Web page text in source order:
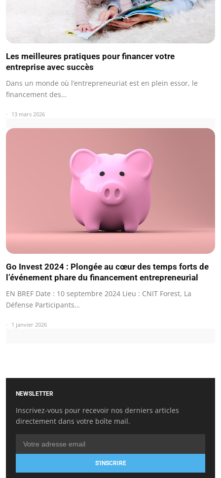
Les meilleures pratiques pour financer votre
entreprise avec succès
Dans un monde où l’entrepreneuriat est en plein essor, le
financement des…
13 mars 2026
Go Invest 2024 : Plongée au cœur des temps forts de
l’événement phare du financement entrepreneurial
EN BREF Date : 10 septembre 2024 Lieu : CNIT Forest, La
Défense Participants…
1 janvier 2026
NEWSLETTER
Inscrivez-vous pour recevoir nos derniers articles
directement dans votre boîte mail.
S'INSCRIRE